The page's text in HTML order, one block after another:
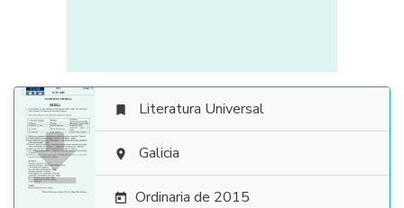

 Literatura Universal
 Galicia
 Ordinaria de 2015